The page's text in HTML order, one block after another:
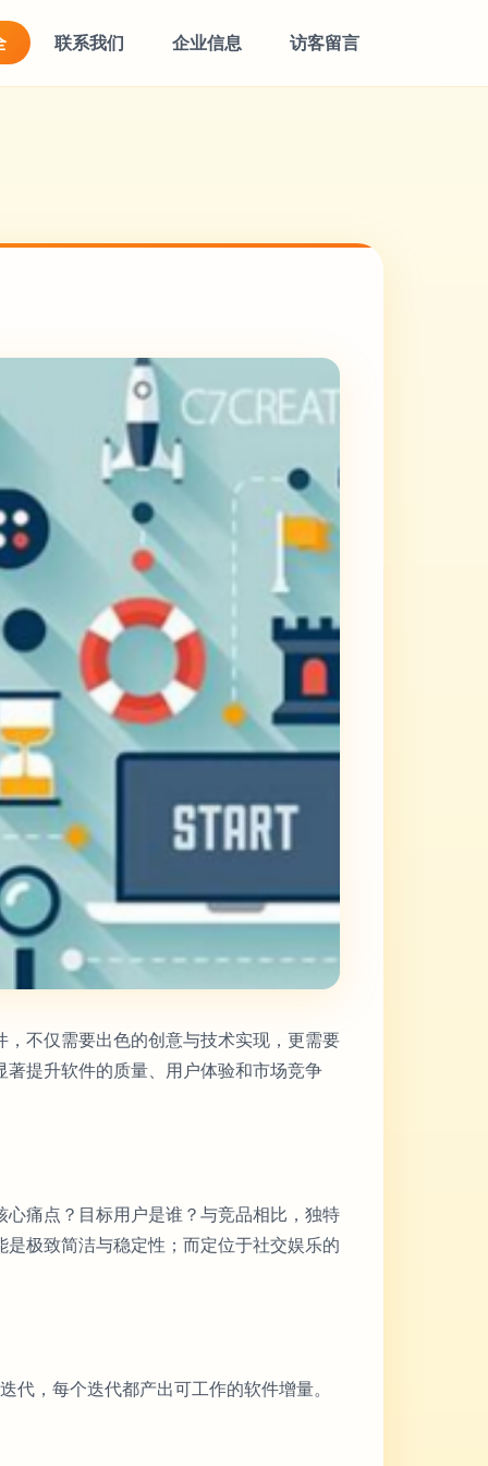
联系我们 企业信息 访客留言
不仅需要出色的创意与技术实现，更需要
提升软件的质量、用户体验和市场竞争
痛点？目标用户是谁？与竞品相比，独特
极致简洁与稳定性；而定位于社交娱乐的
，每个迭代都产出可工作的软件增量。